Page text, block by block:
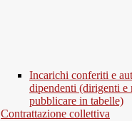
Incarichi conferiti e
dipendenti (dirigenti e
pubblicare in tabelle)
Contrattazione collettiva